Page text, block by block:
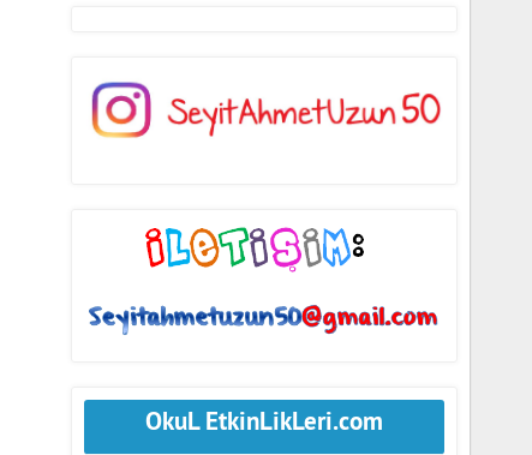
OkuL EtkinLikLeri.com